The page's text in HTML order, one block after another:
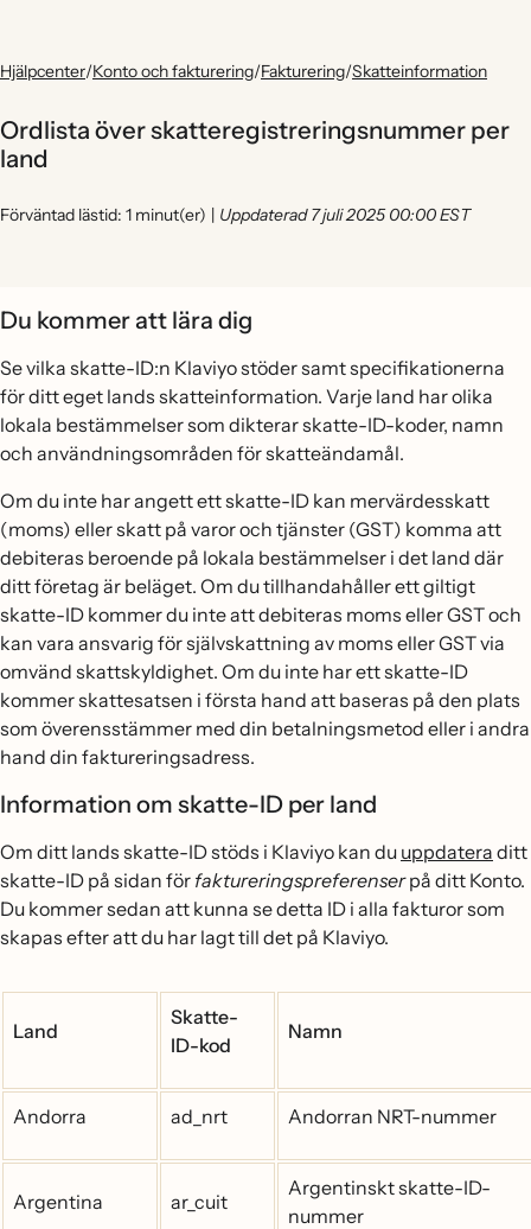
Hjälpcenter/Konto och fakturering/Fakturering/Skatteinformation
Ordlista över skatteregistreringsnummer per
land
Förväntad lästid: 1 minut(er) | Uppdaterad 7 juli 2025 00:00 EST
Du kommer att lära dig
Se vilka skatte-ID:n Klaviyo stöder samt specifikationerna
för ditt eget lands skatteinformation. Varje land har olika
lokala bestämmelser som dikterar skatte-ID-koder, namn
och användningsområden för skatteändamål.
Om du inte har angett ett skatte-ID kan mervärdesskatt
(moms) eller skatt på varor och tjänster (GST) komma att
debiteras beroende på lokala bestämmelser i det land där
ditt företag är beläget. Om du tillhandahåller ett giltigt
skatte-ID kommer du inte att debiteras moms eller GST och
kan vara ansvarig för självskattning av moms eller GST via
omvänd skattskyldighet. Om du inte har ett skatte-ID
kommer skattesatsen i första hand att baseras på den plats
som överensstämmer med din betalningsmetod eller i andra
hand din faktureringsadress.
Information om skatte-ID per land
Om ditt lands skatte-ID stöds i Klaviyo kan du uppdatera ditt
skatte-ID på sidan för faktureringspreferenserpå ditt Konto.
Du kommer sedan att kunna se detta ID i alla fakturor som
skapas efter att du har lagt till det på Klaviyo.
Land
Skatte-
ID-kod
Namn
Andorra ad_nrt Andorran NRT-nummer
Argentina ar_cuit
Argentinskt skatte-ID-
nummer